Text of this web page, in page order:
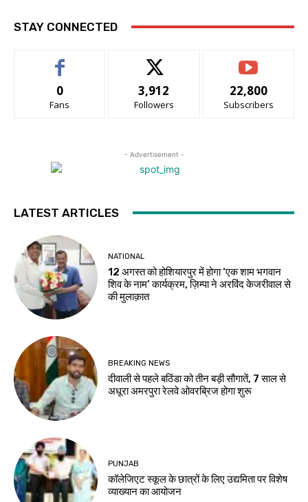
STAY CONNECTED
0
Fans
3,912
Followers
22,800
Subscribers
- Advertisement -
LATEST ARTICLES
NATIONAL
12 अगस्त को होशियारपुर में होगा ‘एक शाम भगवान
शिव के नाम’ कार्यक्रम, ज़िम्पा ने अरविंद केजरीवाल से
की मुलाक़ात
BREAKING NEWS
दीवाली से पहले बठिंडा को तीन बड़ी सौगातें, 7 साल से
अधूरा अमरपुरा रेलवे ओवरब्रिज होगा शुरू
PUNJAB
कॉलेजिएट स्कूल के छात्रों के लिए उद्यमिता पर विशेष
व्याख्यान का आयोजन